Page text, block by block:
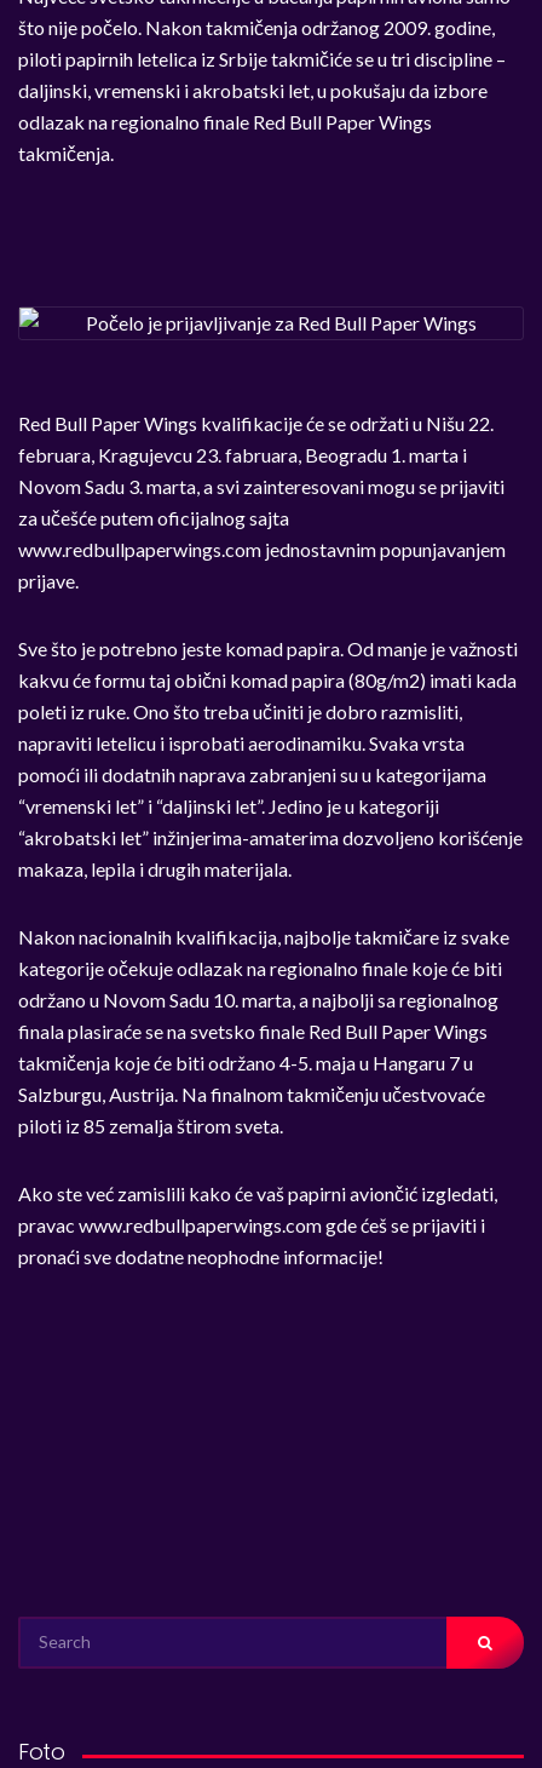
što nije počelo. Nakon takmičenja održanog 2009. godine,
piloti papirnih letelica iz Srbije takmičiće se u tri discipline –
daljinski, vremenski i akrobatski let, u pokušaju da izbore
odlazak na regionalno finale Red Bull Paper Wings
takmičenja.
Red Bull Paper Wings kvalifikacije će se održati u Nišu 22.
februara, Kragujevcu 23. fabruara, Beogradu 1. marta i
Novom Sadu 3. marta, a svi zainteresovani mogu se prijaviti
za učešće putem oficijalnog sajta
www.redbullpaperwings.com jednostavnim popunjavanjem
prijave.
Sve što je potrebno jeste komad papira. Od manje je važnosti
kakvu će formu taj obični komad papira (80g/m2) imati kada
poleti iz ruke. Ono što treba učiniti je dobro razmisliti,
napraviti letelicu i isprobati aerodinamiku. Svaka vrsta
pomoći ili dodatnih naprava zabranjeni su u kategorijama
“vremenski let” i “daljinski let”. Jedino je u kategoriji
“akrobatski let” inžinjerima-amaterima dozvoljeno korišćenje
makaza, lepila i drugih materijala.
Nakon nacionalnih kvalifikacija, najbolje takmičare iz svake
kategorije očekuje odlazak na regionalno finale koje će biti
održano u Novom Sadu 10. marta, a najbolji sa regionalnog
finala plasiraće se na svetsko finale Red Bull Paper Wings
takmičenja koje će biti održano 4-5. maja u Hangaru 7 u
Salzburgu, Austrija. Na finalnom takmičenju učestvovaće
piloti iz 85 zemalja štirom sveta.
Ako ste već zamislili kako će vaš papirni aviončić izgledati,
pravac www.redbullpaperwings.com gde ćeš se prijaviti i
pronaći sve dodatne neophodne informacije!
FOR:
Foto